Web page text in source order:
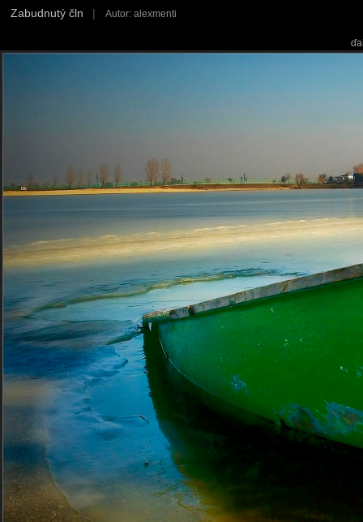
Zabudnutý čln | Autor: alexmenti